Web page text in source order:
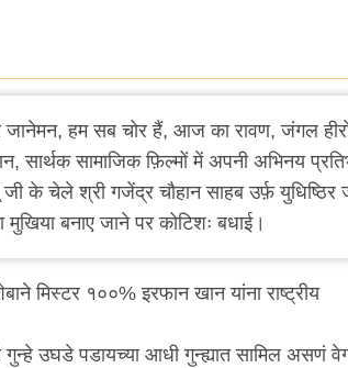
जानेमन, हम सब चोर हैं, आज का रावण, जंगल
सार्थक सामाजिक फ़िल्मों में अपनी अभिनय
के चेले श्री गजेंद्र चौहान साहब उर्फ़ युधिष्ठिर
बनाए जाने पर कोटिशः बधाई।
मिस्टर १००% इरफान खान यांना राष्ट्रीय
उघडे पडायच्या आधी गुन्ह्यात सामिल असणं